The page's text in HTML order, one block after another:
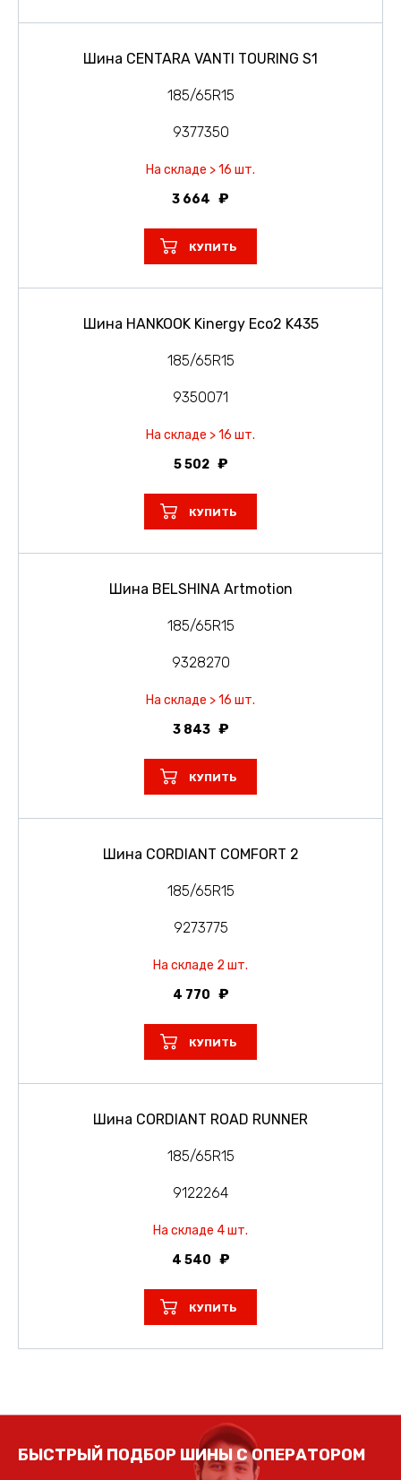
Шина CENTARA VANTI TOURING S1
185/65R15
9377350
На складе > 16 шт.
3 664
КУПИТЬ
Шина HANKOOK Kinergy Eco2 K435
185/65R15
9350071
На складе > 16 шт.
5 502
КУПИТЬ
Шина BELSHINA Artmotion
185/65R15
9328270
На складе > 16 шт.
3 843
КУПИТЬ
Шина CORDIANT COMFORT 2
185/65R15
9273775
На складе 2 шт.
4 770
КУПИТЬ
Шина CORDIANT ROAD RUNNER
185/65R15
9122264
На складе 4 шт.
4 540
КУПИТЬ
БЫСТРЫЙ ПОДБОР ШИНЫ С ОПЕРАТОРОМ